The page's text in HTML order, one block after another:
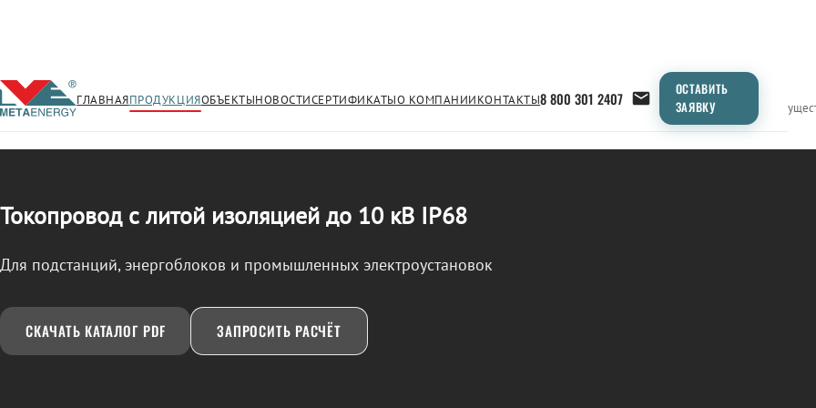
ГЛАВНАЯПРОДУКЦИЯОБЪЕКТЫНОВОСТИСЕРТИФИКАТЫО КОМПАНИИКОНТАКТЫ8 800 301 2407
ОСТАВИТЬ
ЗАЯВКУ
← Продукция/ТОКОПРОВОД Применение Продукция ТипоразмерыСравнение
Токопровод с литой изоляцией до 10 кВ IP68
Для подстанций, энергоблоков и промышленных электроустановок
СКАЧАТЬ КАТАЛОГ PDF ЗАПРОСИТЬ РАСЧЁТ